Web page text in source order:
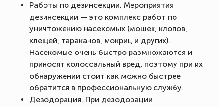
Работы по дезинсекции. Мероприятия
дезинсекции — это комплекс работ по
уничтожению насекомых (мошек, клопов,
клещей, тараканов, мокриц и других).
Насекомые очень быстро размножаются и
приносят колоссальный вред, поэтому при их
обнаружении стоит как можно быстрее
обратится в профессиональную службу.
Дезодорация. При дезодорации